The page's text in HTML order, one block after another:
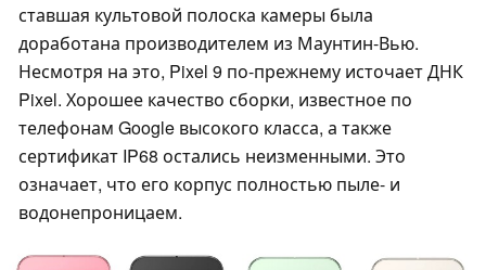
ставшая культовой полоска камеры была
доработана производителем из Маунтин-Вью.
Несмотря на это, Pixel 9 по-прежнему источает ДНК
Pixel. Хорошее качество сборки, известное по
телефонам Google высокого класса, а также
сертификат IP68 остались неизменными. Это
означает, что его корпус полностью пыле- и
водонепроницаем.